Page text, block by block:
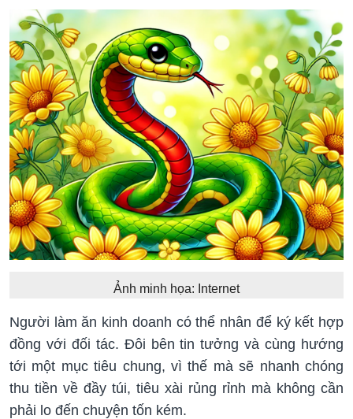
Ảnh minh họa: Internet
Người làm ăn kinh doanh có thể nhân để ký kết hợp
đồng với đối tác. Đôi bên tin tưởng và cùng hướng
tới một mục tiêu chung, vì thế mà sẽ nhanh chóng
thu tiền về đầy túi, tiêu xài rủng rỉnh mà không cần
phải lo đến chuyện tốn kém.